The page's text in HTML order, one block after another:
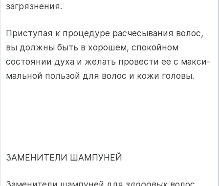
загрязнения.
Приступая к процедуре расчесывания волос,
вы должны быть в хорошем, спокойном
состоянии духа и желать провести ее с макси­
мальной пользой для волос и кожи головы.
ЗАМЕНИТЕЛИ ШАМПУНЕЙ